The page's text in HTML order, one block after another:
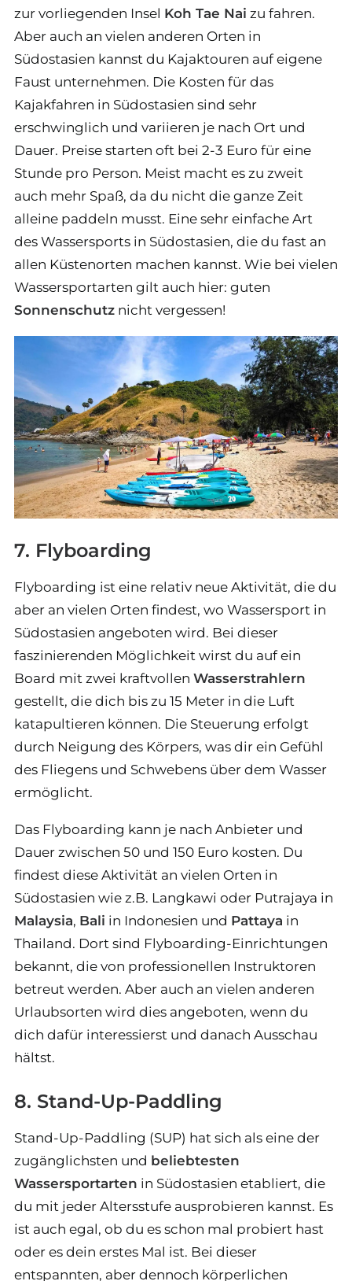
zur vorliegenden Insel Koh Tae Nai zu fahren.
Aber auch an vielen anderen Orten in
Südostasien kannst du Kajaktouren auf eigene
Faust unternehmen. Die Kosten für das
Kajakfahren in Südostasien sind sehr
erschwinglich und variieren je nach Ort und
Dauer. Preise starten oft bei 2-3 Euro für eine
Stunde pro Person. Meist macht es zu zweit
auch mehr Spaß, da du nicht die ganze Zeit
alleine paddeln musst. Eine sehr einfache Art
des Wassersports in Südostasien, die du fast an
allen Küstenorten machen kannst. Wie bei vielen
Wassersportarten gilt auch hier: guten
Sonnenschutz nicht vergessen!
7. Flyboarding
Flyboarding ist eine relativ neue Aktivität, die du
aber an vielen Orten findest, wo Wassersport in
Südostasien angeboten wird. Bei dieser
faszinierenden Möglichkeit wirst du auf ein
Board mit zwei kraftvollen Wasserstrahlern
gestellt, die dich bis zu 15 Meter in die Luft
katapultieren können. Die Steuerung erfolgt
durch Neigung des Körpers, was dir ein Gefühl
des Fliegens und Schwebens über dem Wasser
ermöglicht.
Das Flyboarding kann je nach Anbieter und
Dauer zwischen 50 und 150 Euro kosten. Du
findest diese Aktivität an vielen Orten in
Südostasien wie z.B. Langkawi oder Putrajaya in
Malaysia, Bali in Indonesien und Pattaya in
Thailand. Dort sind Flyboarding-Einrichtungen
bekannt, die von professionellen Instruktoren
betreut werden. Aber auch an vielen anderen
Urlaubsorten wird dies angeboten, wenn du
dich dafür interessierst und danach Ausschau
hältst.
8. Stand-Up-Paddling
Stand-Up-Paddling (SUP) hat sich als eine der
zugänglichsten und beliebtesten
Wassersportarten in Südostasien etabliert, die
du mit jeder Altersstufe ausprobieren kannst. Es
ist auch egal, ob du es schon mal probiert hast
oder es dein erstes Mal ist. Bei dieser
entspannten, aber dennoch körperlichen